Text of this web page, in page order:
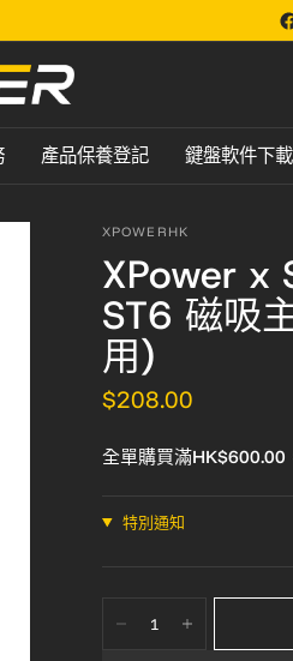
可免費順豐送貨，派送至香港或澳門地區
產品保養登記 鍵盤軟件下載
XPOWERHK
XPower x
ST6 磁吸
用)
$208.00
全單購買滿HK$600.00
特別通知